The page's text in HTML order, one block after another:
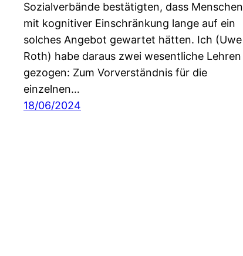
Sozialverbände bestätigten, dass Menschen
mit kognitiver Einschränkung lange auf ein
solches Angebot gewartet hätten. Ich (Uwe
Roth) habe daraus zwei wesentliche Lehren
gezogen: Zum Vorverständnis für die
einzelnen…
18/06/2024